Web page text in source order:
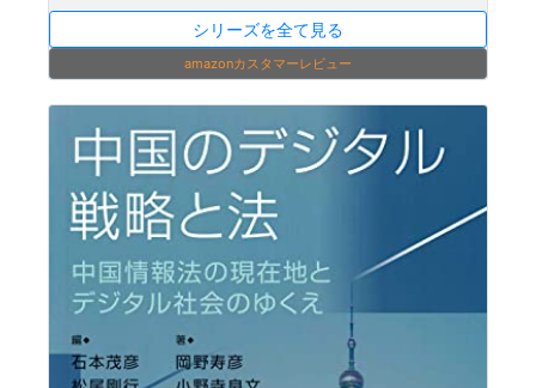
シリーズを全て見る
amazonカスタマーレビュー